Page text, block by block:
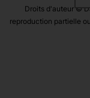
Droits d'auteur ©
reproduction partielle